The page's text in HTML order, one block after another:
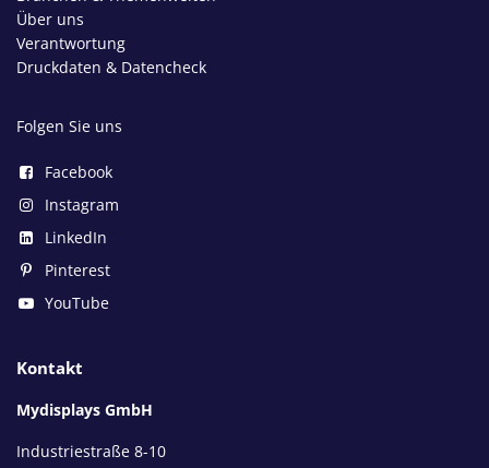
Über uns
Verantwortung
Druckdaten & Datencheck
Folgen Sie uns
Facebook
Instagram
LinkedIn
Pinterest
YouTube
Kontakt
Mydisplays GmbH
Industriestraße 8-10